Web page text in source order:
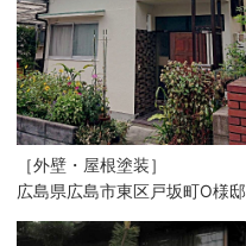
［外壁・屋根塗装］
広島県広島市東区戸坂町O様邸